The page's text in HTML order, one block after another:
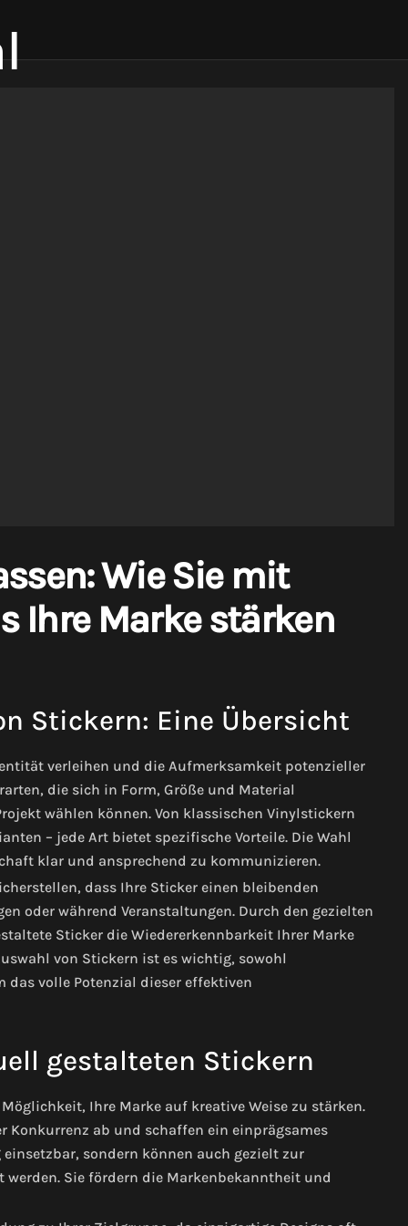
Wie Sie mit
Ihre Marke stärken
Stickern: Eine Übersicht
verleihen und die Aufmerksamkeit potenzieller
die sich in Form, Größe und Material
wählen können. Von klassischen Vinylstickern
– jede Art bietet spezifische Vorteile. Die Wahl
klar und ansprechend zu kommunizieren.
dass Ihre Sticker einen bleibenden
oder während Veranstaltungen. Durch den gezielten
Sticker die Wiedererkennbarkeit Ihrer Marke
von Stickern ist es wichtig, sowohl
volle Potenzial dieser effektiven
gestalteten Stickern
Ihre Marke auf kreative Weise zu stärken.
Konkurrenz ab und schaffen ein einprägsames
sondern können auch gezielt zur
Sie fördern die Markenbekanntheit und